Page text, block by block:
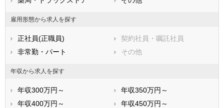
雇用形態から求人を探す
正社員(正職員)
契約社員・嘱託社員
非常勤・パート
その他
年収から求人を探す
年収300万円～
年収350万円～
年収400万円～
年収450万円～